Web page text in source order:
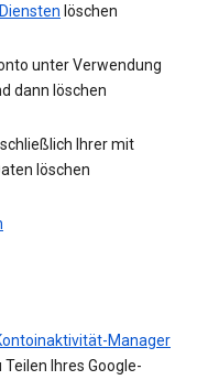
löschen
unter Verwendung
dann löschen
Ihrer mit
löschen
Manager
Ihres Google-